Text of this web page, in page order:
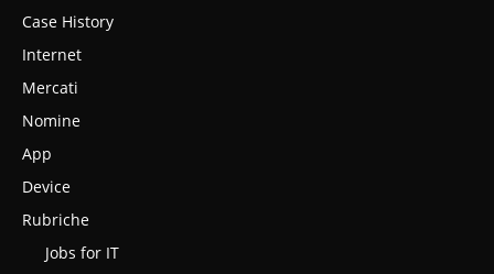
Case History
Internet
Mercati
Nomine
App
Device
Rubriche
Jobs for IT